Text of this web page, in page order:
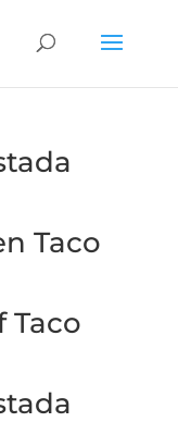
Taco
Taco